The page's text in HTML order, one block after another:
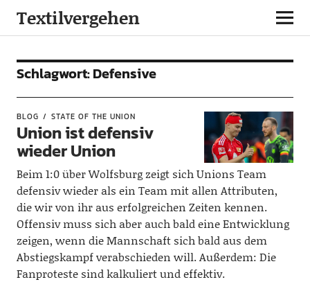
Textilvergehen
Schlagwort:Defensive
BLOG STATE OF THE UNION
Union ist defensiv
wieder Union
Beim 1:0 über Wolfsburg zeigt sich Unions Team
defensiv wieder als ein Team mit allen Attributen,
die wir von ihr aus erfolgreichen Zeiten kennen.
Offensiv muss sich aber auch bald eine Entwicklung
zeigen, wenn die Mannschaft sich bald aus dem
Abstiegskampf verabschieden will. Außerdem: Die
Fanproteste sind kalkuliert und effektiv.